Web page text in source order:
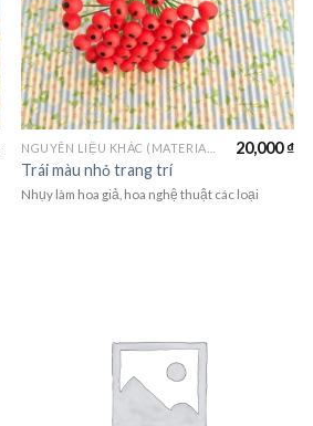
Trái màu nhỏ trang trí
20,000₫
Nhụy làm hoa giả, hoa nghệ thuật các loại